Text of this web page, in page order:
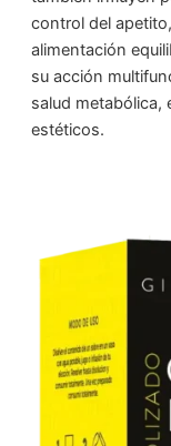
control del
alimentación
su acción
salud metabólica,
estéticos.